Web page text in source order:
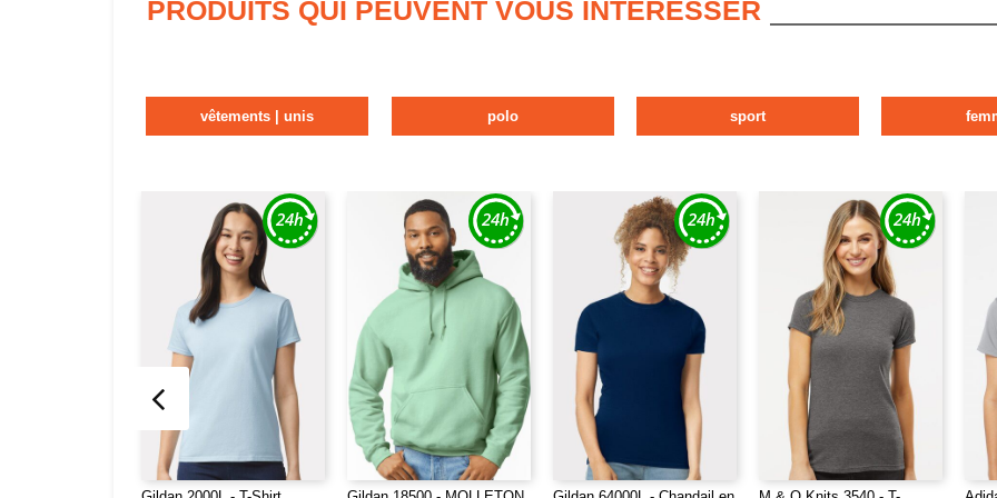
PRODUITS QUI PEUVENT VOUS INTERESSER
vêtements | unis polo sport